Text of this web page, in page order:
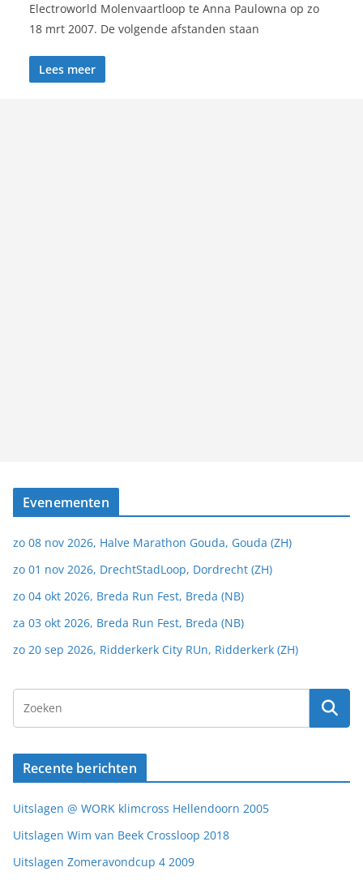
Electroworld Molenvaartloop te Anna Paulowna op zo
18 mrt 2007. De volgende afstanden staan
Lees meer
Evenementen
zo 08 nov 2026, Halve Marathon Gouda, Gouda (ZH)
zo 01 nov 2026, DrechtStadLoop, Dordrecht (ZH)
zo 04 okt 2026, Breda Run Fest, Breda (NB)
za 03 okt 2026, Breda Run Fest, Breda (NB)
zo 20 sep 2026, Ridderkerk City RUn, Ridderkerk (ZH)
Recente berichten
Uitslagen @ WORK klimcross Hellendoorn 2005
Uitslagen Wim van Beek Crossloop 2018
Uitslagen Zomeravondcup 4 2009